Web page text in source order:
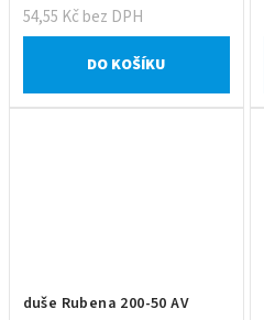
54,55 Kč bez DPH
DO KOŠÍKU
duše Rubena 200-50 AV